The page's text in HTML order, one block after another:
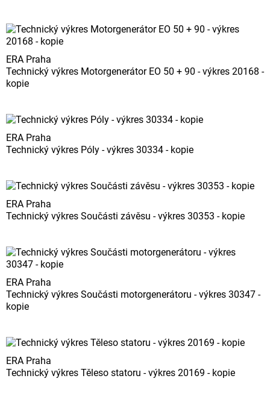
ERA Praha
Technický výkres Motorgenerátor EO 50 + 90 - výkres 20168 -
kopie
ERA Praha
Technický výkres Póly - výkres 30334 - kopie
ERA Praha
Technický výkres Součásti závěsu - výkres 30353 - kopie
ERA Praha
Technický výkres Součásti motorgenerátoru - výkres 30347 -
kopie
ERA Praha
Technický výkres Těleso statoru - výkres 20169 - kopie